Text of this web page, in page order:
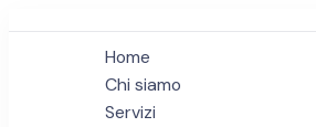
Home
Chi siamo
Servizi